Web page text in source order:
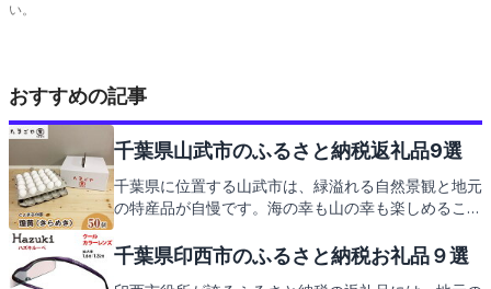
い。
おすすめの記事
千葉県山武市のふるさと納税返礼品9選
千葉県に位置する山武市は、緑溢れる自然景観と地元
の特産品が自慢です。海の幸も山の幸も楽しめるこの
再発見しませんか。お楽しみに！
千葉県印西市のふるさと納税お礼品９選